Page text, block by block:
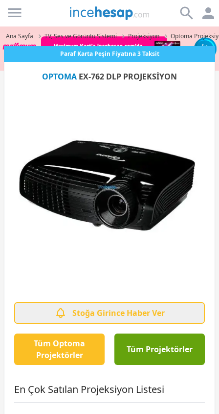
Incehesap
Ana Sayfa TV, Ses ve Görüntü Sistemi Projeksiyon Optoma
Paraf Karta Peşin Fiyatına 3 Taksit
OPTOMA EX-762 DLP PROJEKSİYON
Stoğa Girince Haber Ver
Tüm Optoma
Projektörler
Tüm Projektörler
En Çok Satılan Projeksiyon Listesi